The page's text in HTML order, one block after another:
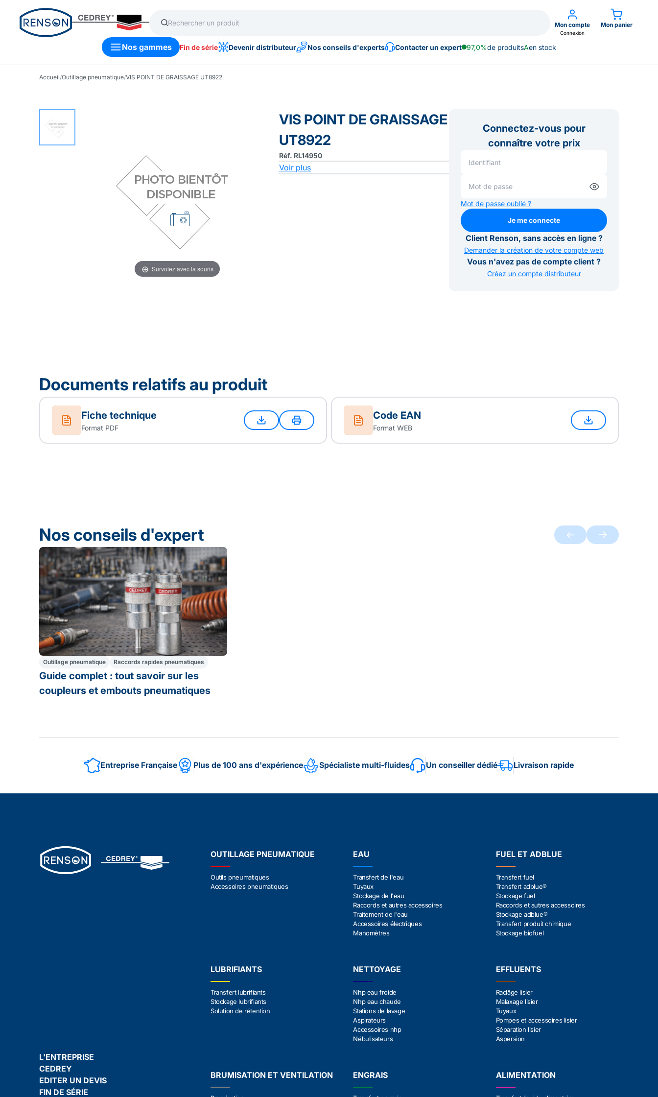
Mon compte
Connexion
Mon panier
Nos gammes Fin de série Devenir distributeur Nos conseils d'experts Contacter un expert 97,0%de produitsAen stock
Accueil/Outillage pneumatique/VIS POINT DE GRAISSAGE UT8922
Survolez avec la souris
VIS POINT DE GRAISSAGE
UT8922
Réf. RL14950
Voir plus
Connectez-vous pour
connaître votre prix
Mot de passe oublié ?
Je me connecte
Client Renson, sans accès en ligne ?
Demander la création de votre compte web
Vous n'avez pas de compte client ?
Créez un compte distributeur
Documents relatifs au produit
Fiche technique
Format PDF
Code EAN
Format WEB
Nos conseils d'expert
Outillage pneumatique Raccords rapides pneumatiques
Guide complet : tout savoir sur les
coupleurs et embouts pneumatiques
Entreprise Française Plus de 100 ans d'expérience Spécialiste multi-fluides Un conseiller dédié Livraison rapide
L'ENTREPRISE
CEDREY
EDITER UN DEVIS
FIN DE SÉRIE
OUTILLAGE PNEUMATIQUE
Outils pneumatiques
Accessoires pneumatiques
EAU
Transfert de l'eau
Tuyaux
Stockage de l'eau
Raccords et autres accessoires
Traitement de l'eau
Accessoires électriques
Manomètres
FUEL ET ADBLUE
Transfert fuel
Transfert adblue®
Stockage fuel
Raccords et autres accessoires
Stockage adblue®
Transfert produit chimique
Stockage biofuel
LUBRIFIANTS
Transfert lubrifiants
Stockage lubrifiants
Solution de rétention
NETTOYAGE
Nhp eau froide
Nhp eau chaude
Stations de lavage
Aspirateurs
Accessoires nhp
Nébulisateurs
EFFLUENTS
Raclâge lisier
Malaxage lisier
Tuyaux
Pompes et accessoires lisier
Séparation lisier
Aspersion
BRUMISATION ET VENTILATION ENGRAIS ALIMENTATION